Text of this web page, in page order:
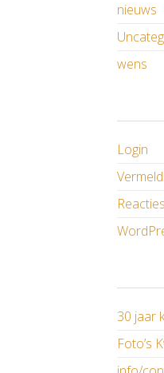
nieuws
wens
Login
30 jaar
Foto’s